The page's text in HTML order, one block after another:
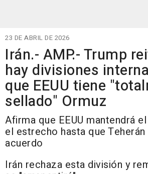
23 DE ABRIL DE 2026
Irán.- AMP.- Trump
hay divisiones
que EEUU tiene
sellado" Ormuz
Afirma que EEUU mantendrá
el estrecho hasta que Teherán
acuerdo
Irán rechaza esta división y